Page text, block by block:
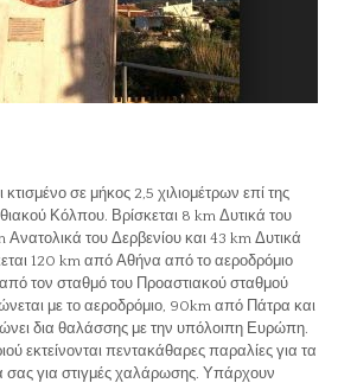
κτισμένο σε μήκος 2,5 χιλιομέτρων επί της
Κόλπου. Βρίσκεται 8 km Δυτικά του
του Δερβενίου και 43 km Δυτικά
120 km από Αθήνα από το αεροδρόμιο
τον σταθμό του Προαστιακού σταθμού
με το αεροδρόμιο, 90km από Πάτρα και
δια θαλάσσης με την υπόλοιπη Ευρώπη.
εκτείνονται πεντακάθαρες παραλίες για τα
σας για στιγμές χαλάρωσης. Υπάρχουν